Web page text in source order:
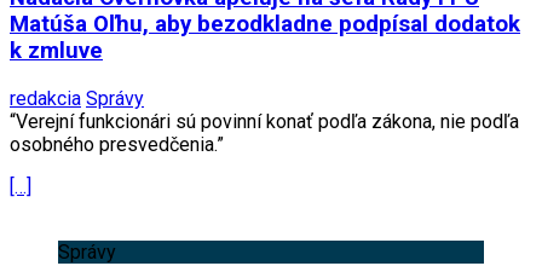
Matúša Oľhu, aby bezodkladne podpísal dodatok
k zmluve
redakcia Správy
“Verejní funkcionári sú povinní konať podľa zákona, nie podľa
osobného presvedčenia.”
[…]
Správy